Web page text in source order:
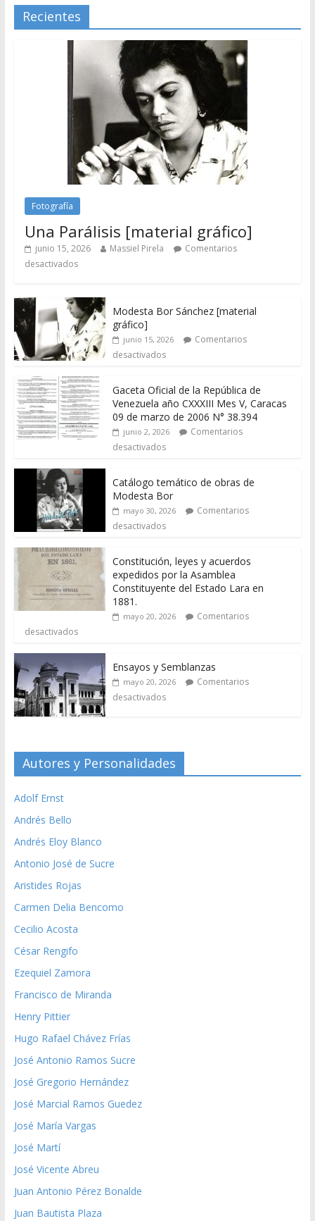
Recientes
Fotografía
Una Parálisis [material gráfico]
junio 15, 2026 Massiel Pirela
Comentarios
desactivados
Modesta Bor Sánchez [material
gráfico]
junio 15, 2026
Comentarios
desactivados
Gaceta Oficial de la República de
Venezuela año CXXXIII Mes V, Caracas
09 de marzo de 2006 N° 38.394
junio 2, 2026
Comentarios
desactivados
Catálogo temático de obras de
Modesta Bor
mayo 30, 2026
Comentarios
desactivados
Constitución, leyes y acuerdos
expedidos por la Asamblea
Constituyente del Estado Lara en
1881.
mayo 20, 2026
Comentarios
desactivados
Ensayos y Semblanzas
mayo 20, 2026
Comentarios
desactivados
Autores y Personalidades
Adolf Ernst
Andrés Bello
Andrés Eloy Blanco
Antonio José de Sucre
Aristides Rojas
Carmen Delia Bencomo
Cecilio Acosta
César Rengifo
Ezequiel Zamora
Francisco de Miranda
Henry Pittier
Hugo Rafael Chávez Frías
José Antonio Ramos Sucre
José Gregorio Hernández
José Marcial Ramos Guedez
José María Vargas
José Martí
José Vicente Abreu
Juan Antonio Pérez Bonalde
Juan Bautista Plaza